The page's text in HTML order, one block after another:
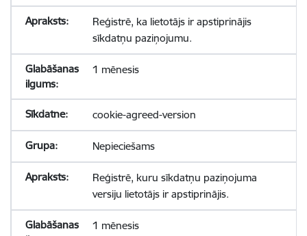
Reģistrē, ka lietotājs ir apstiprinājis
sīkdatņu paziņojumu.
1 mēnesis
cookie-agreed-version
Nepieciešams
Reģistrē, kuru sīkdatņu paziņojuma
versiju lietotājs ir apstiprinājis.
1 mēnesis